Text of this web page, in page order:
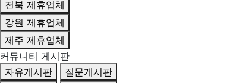
전북 제휴업체
강원 제휴업체
제주 제휴업체
커뮤니티 게시판
자유게시판
질문게시판